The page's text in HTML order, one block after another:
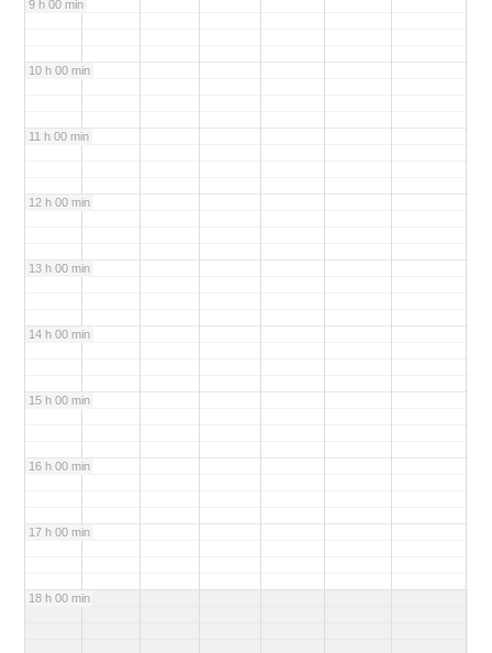
9 h 00 min
10 h 00 min
11 h 00 min
12 h 00 min
13 h 00 min
14 h 00 min
15 h 00 min
16 h 00 min
17 h 00 min
18 h 00 min